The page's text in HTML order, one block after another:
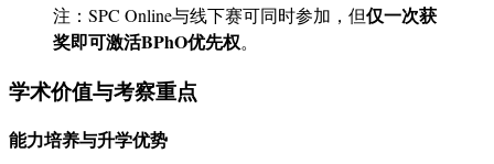
注：SPC Online与线下赛可同时参加，但仅一次获
奖即可激活BPhO优先权。
学术价值与考察重点
能力培养与升学优势